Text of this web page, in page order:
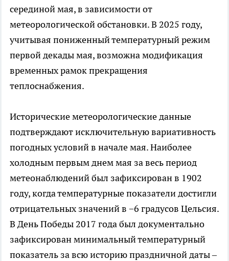
серединой мая, в зависимости от
метеорологической обстановки. В 2025 году,
учитывая пониженный температурный режим
первой декады мая, возможна модификация
временных рамок прекращения
теплоснабжения.
Исторические метеорологические данные
подтверждают исключительную вариативность
погодных условий в начале мая. Наиболее
холодным первым днем мая за весь период
метеонаблюдений был зафиксирован в 1902
году, когда температурные показатели достигли
отрицательных значений в −6 градусов Цельсия.
В День Победы 2017 года был документально
зафиксирован минимальный температурный
показатель за всю историю праздничной даты –